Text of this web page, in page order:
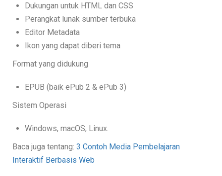
Dukungan untuk HTML dan CSS
Perangkat lunak sumber terbuka
Editor Metadata
Ikon yang dapat diberi tema
Format yang didukung
EPUB (baik ePub 2 & ePub 3)
Sistem Operasi
Windows, macOS, Linux.
Baca juga tentang: 3 Contoh Media Pembelajaran
Interaktif Berbasis Web